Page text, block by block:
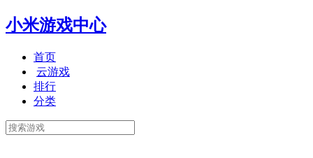
小米游戏中心
首页
云游戏
排行
分类